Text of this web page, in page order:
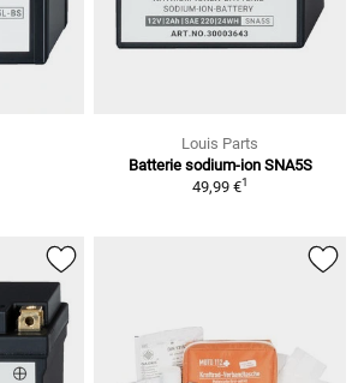
Louis Parts
Batterie sodium-ion SNA5S
49,99 €1